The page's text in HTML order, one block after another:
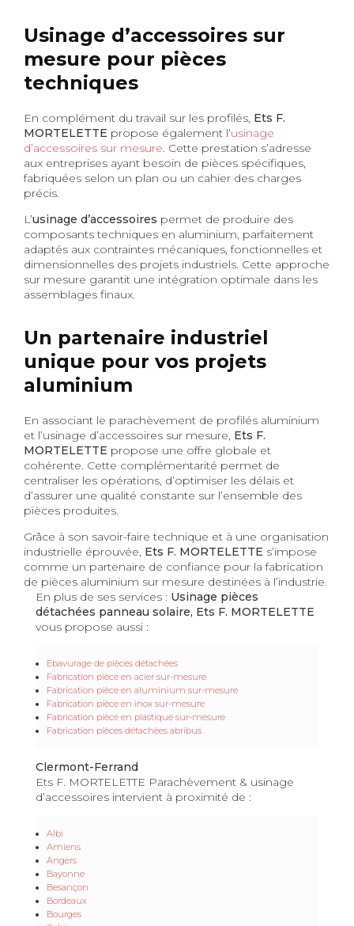
Usinage d’accessoires sur
mesure pour pièces
techniques
En complément du travail sur les profilés, Ets F.
MORTELETTE propose également l’usinage
d’accessoires sur mesure. Cette prestation s’adresse
aux entreprises ayant besoin de pièces spécifiques,
fabriquées selon un plan ou un cahier des charges
précis.
L’usinage d’accessoires permet de produire des
composants techniques en aluminium, parfaitement
adaptés aux contraintes mécaniques, fonctionnelles et
dimensionnelles des projets industriels. Cette approche
sur mesure garantit une intégration optimale dans les
assemblages finaux.
Un partenaire industriel
unique pour vos projets
aluminium
En associant le parachèvement de profilés aluminium
et l’usinage d’accessoires sur mesure, Ets F.
MORTELETTE propose une offre globale et
cohérente. Cette complémentarité permet de
centraliser les opérations, d’optimiser les délais et
d’assurer une qualité constante sur l’ensemble des
pièces produites.
Grâce à son savoir-faire technique et à une organisation
industrielle éprouvée, Ets F. MORTELETTE s’impose
comme un partenaire de confiance pour la fabrication
de pièces aluminium sur mesure destinées à l’industrie.
En plus de ses services : Usinage pièces
détachées panneau solaire, Ets F. MORTELETTE
vous propose aussi :
Ebavurage de pièces détachées
Fabrication pièce en acier sur-mesure
Fabrication pièce en aluminium sur-mesure
Fabrication pièce en inox sur-mesure
Fabrication pièce en plastique sur-mesure
Fabrication pièces détachées abribus
Clermont-Ferrand
Ets F. MORTELETTE Parachèvement & usinage
d’accessoires intervient à proximité de :
Albi
Amiens
Angers
Bayonne
Besançon
Bordeaux
Bourges